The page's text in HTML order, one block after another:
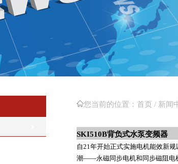
您当前的位置： 首页 / 新闻
SKI510B背负式水泵变频器
自21年开始正式实施电机能效新
潮——永磁同步电机和同步磁阻电